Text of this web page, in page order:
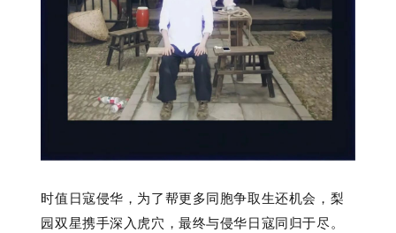
时值日寇侵华，为了帮更多同胞争取生还机会，梨
园双星携手深入虎穴，最终与侵华日寇同归于尽。